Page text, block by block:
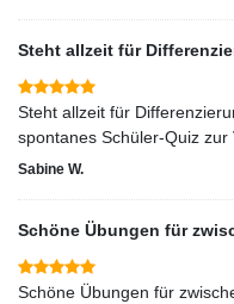
Steht allzeit für
Steht allzeit für
spontanes Schüler-Quiz zur
Sabine W.
Schöne Übungen für
Schöne Übungen für